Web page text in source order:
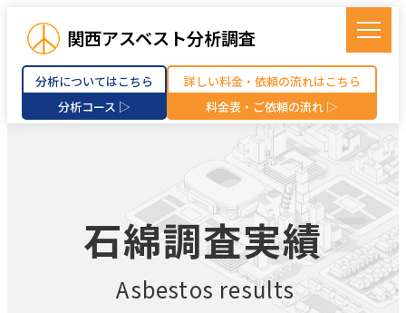
関西アスベスト分析調査
分析についてはこちら
分析コース ▷
詳しい料金・依頼の流れはこちら
料金表・ご依頼の流れ ▷
石綿調査実績
Asbestos results